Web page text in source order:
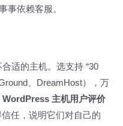
事依赖客服。
适的主机。选支持 “30
、DreamHost），万
WordPress 主机用户评价
任，说明它们对自己的